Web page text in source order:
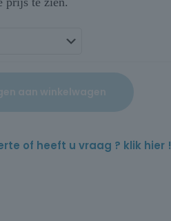
of heeft u vraag ? klik hier !